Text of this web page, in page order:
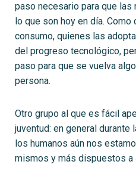
paso necesario para que
lo que son hoy en día.
consumo, quienes las
del progreso tecnológico,
paso para que se vuelva
persona.
Otro grupo al que es fácil
juventud: en general
los humanos aún nos
mismos y más dispuestos a